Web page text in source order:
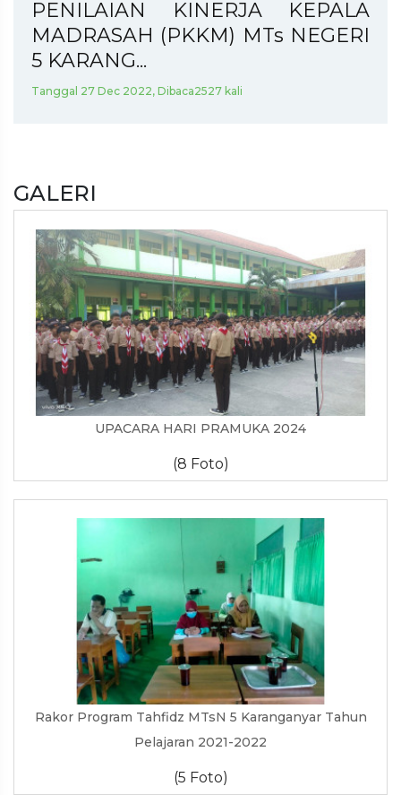
PENILAIAN KINERJA KEPALA
MADRASAH (PKKM) MTs NEGERI
5 KARANG...
Tanggal 27 Dec 2022, Dibaca2527 kali
GALERI
UPACARA HARI PRAMUKA 2024
(8 Foto)
Rakor Program Tahfidz MTsN 5 Karanganyar Tahun
Pelajaran 2021-2022
(5 Foto)